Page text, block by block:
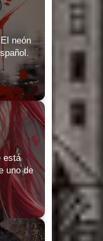
neón
está
uno de